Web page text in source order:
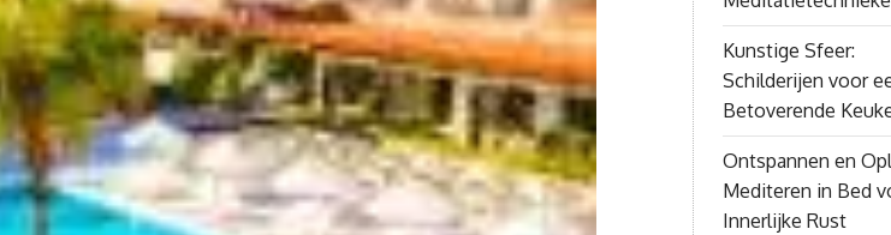
Kunstige Sfeer:
Schilderijen voor
Betoverende
Ontspannen en
Mediteren in Bed
Innerlijke Rust